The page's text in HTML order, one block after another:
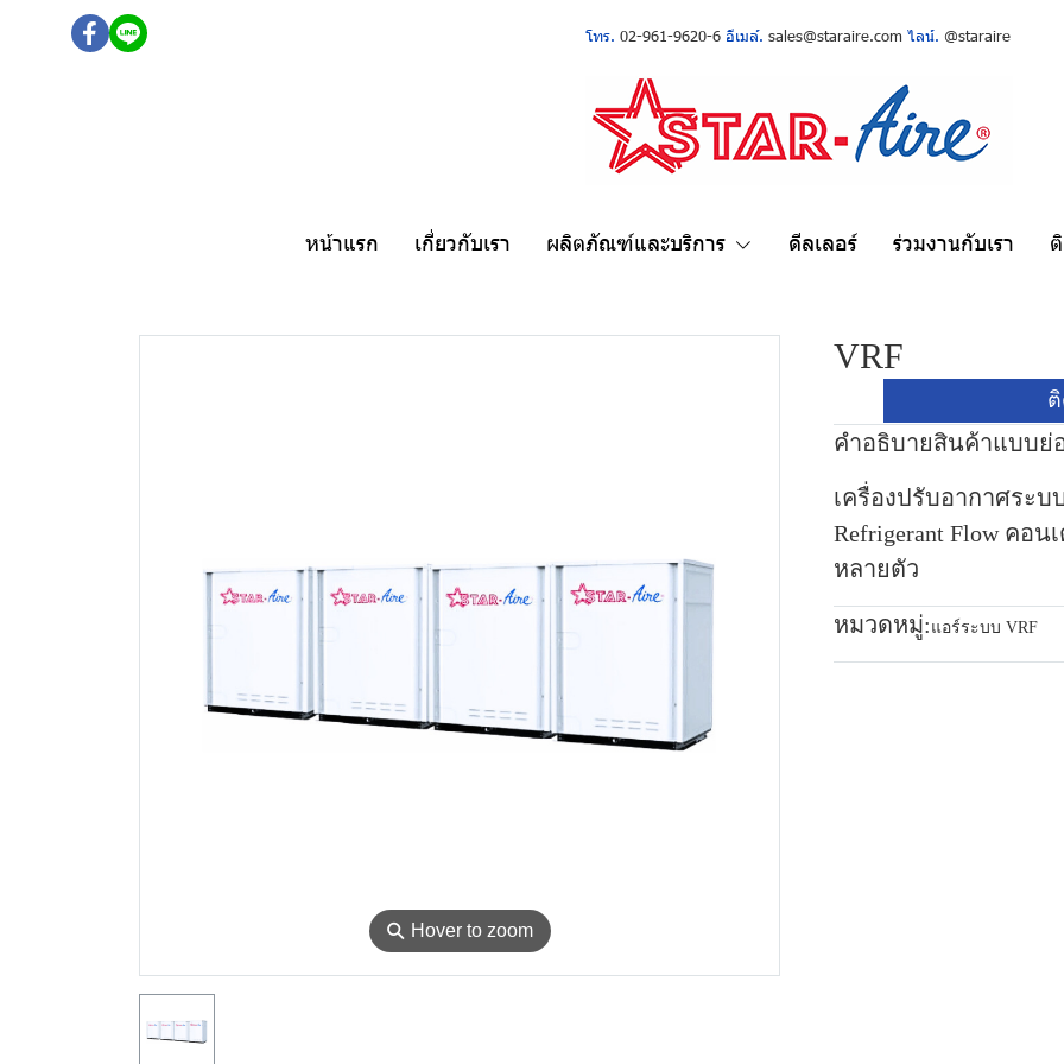
โทร. 02-961-9620-6 อีเมล์. sales@staraire.com ไลน์. @staraire
หน้าแรก เกี่ยวกับเรา ผลิตภัณฑ์และบริการ ดีลเลอร์ ร่วมงานกับเรา
⚲ Hover to zoom
VRF
คำอธิบายสินค้าแบบย่
เครื่องปรับอากาศระบ
Refrigerant Flow คอ
หลายตัว
หมวดหมู่: แอร์ระบบ VRF